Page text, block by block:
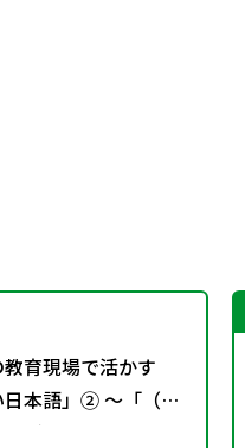
育現場で活かす
日本語」② ～「（学
どもたちへのやさ